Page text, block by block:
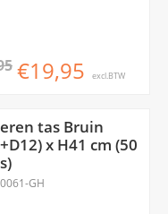
€19,95 excl.BTW
tas Bruin
x H41 cm (50
GH